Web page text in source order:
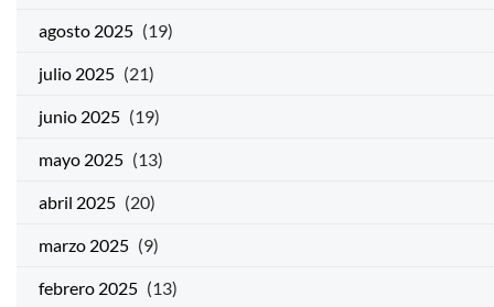
agosto 2025 (19)
julio 2025 (21)
junio 2025 (19)
mayo 2025 (13)
abril 2025 (20)
marzo 2025 (9)
febrero 2025 (13)